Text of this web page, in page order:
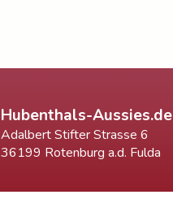
Hubenthals-Aussies.de
Adalbert Stifter Strasse 6
36199 Rotenburg a.d. Fulda